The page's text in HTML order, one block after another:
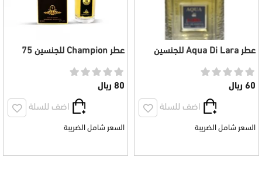
عطر Aqua Di Lara للجنسين
60 ريال
اضف للسلة
السعر شامل الضريبة
عطر Champion للجنسين 75
80 ريال
اضف للسلة
السعر شامل الضريبة